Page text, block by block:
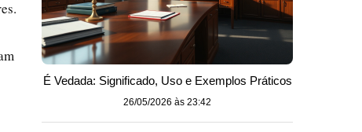
É Vedada: Significado, Uso e Exemplos Práticos
26/05/2026 às 23:42